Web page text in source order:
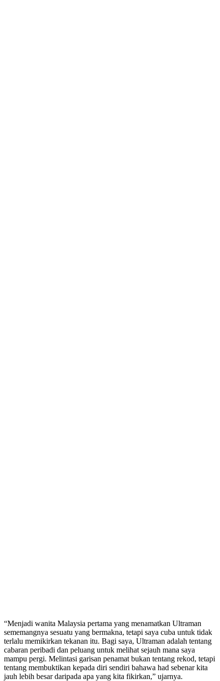
“Menjadi wanita Malaysia pertama yang menamatkan Ultraman
sememangnya sesuatu yang bermakna, tetapi saya cuba untuk tidak
terlalu memikirkan tekanan itu. Bagi saya, Ultraman adalah tentang
cabaran peribadi dan peluang untuk melihat sejauh mana saya
mampu pergi. Melintasi garisan penamat bukan tentang rekod, tetapi
tentang membuktikan kepada diri sendiri bahawa had sebenar kita
jauh lebih besar daripada apa yang kita fikirkan,” ujarnya.